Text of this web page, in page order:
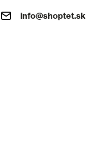
info@shoptet.sk